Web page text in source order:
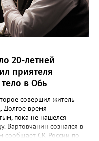
20-летней
приятеля
в Обь
совершил житель
Долгое время
пока не нашелся
Вартовчанин сознался в
сообщает СК России по